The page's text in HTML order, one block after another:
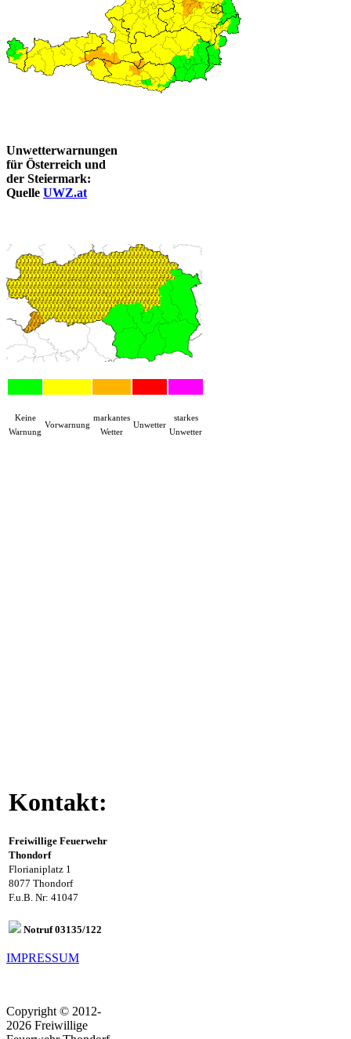
Unwetterwarnungen
für Österreich und
der Steiermark:
Quelle UWZ.at
Keine
Warnung
Vorwarnung
markantes
Wetter
Unwetter
starkes
Unwetter
Kontakt:
Freiwillige Feuerwehr
Thondorf
Florianiplatz 1
8077 Thondorf
F.u.B. Nr: 41047
Notruf 03135/122
IMPRESSUM
Copyright © 2012-
2026 Freiwillige